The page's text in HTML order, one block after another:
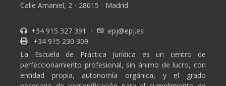
Calle Amaniel, 2 · 28015 · Madrid
+34 915 327 391 ·
epj@epj.es
+34 915 230 309
La Escuela de Práctica Jurídica es un centro de
perfeccionamiento profesional, sin ánimo de lucro, con
entidad propia, autonomía orgánica, y el grado